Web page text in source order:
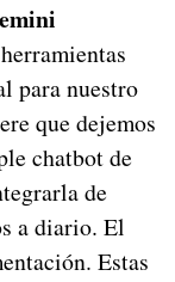
para nuestro
que dejemos
chatbot de
de
a diario. El
Estas